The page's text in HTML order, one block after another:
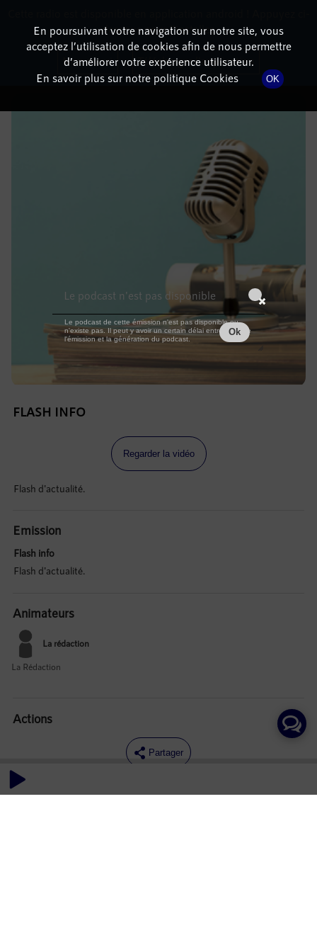
DÉTAILS DE L'ÉPISODE
5 mars 2023 à 10h59, durée : Invalid date
FLASH INFO
Regarder la vidéo
Flash d'actualité.
Emission
Flash info
Flash d'actualité.
Animateurs
La rédaction
La Rédaction
Actions
Partager
Commentaires
En poursuivant votre navigation sur notre site, vous
acceptez l’utilisation de cookies afin de nous permettre
d’améliorer votre expérience utilisateur.
En savoir plus sur notre politique Cookies
OK
dessous pour l'installer.
Non merci Télécharger l'application
Le podcast n'est pas disponible
Le podcast de cette émission n'est pas disponible ou
n'existe pas. Il peut y avoir un certain délai entre la fin de
l'émission et la génération du podcast.
Ok